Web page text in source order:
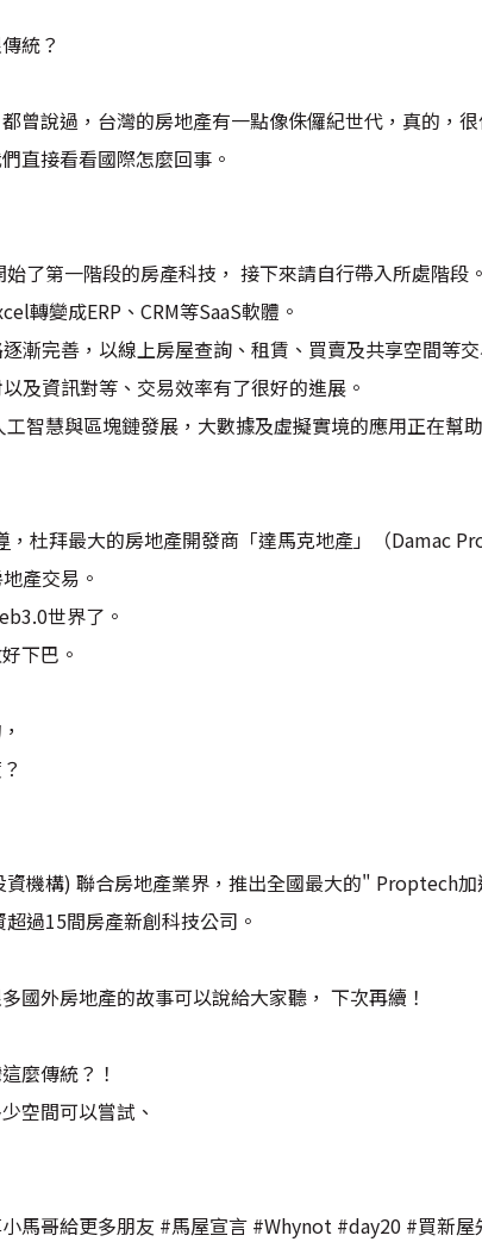
統？
曾說過，台灣的房地產有一點像侏儸紀世代，真的，很
直接看看國際怎麼回事。
了第一階段的房產科技， 接下來請自行帶入所處階段。
轉變成ERP、CRM等SaaS軟體。
漸完善，以線上房屋查詢、租賃、買賣及共享空間等
及資訊對等、交易效率有了很好的進展。
智慧與區塊鏈發展，大數據及虛擬實境的應用正在幫
，杜拜最大的房地產開發商「達馬克地產」（Damac
產交易。
世界了。
下巴。
機構) 聯合房地產業界，推出全國最大的" Proptech
過15間房產新創科技公司。
國外房地產的故事可以說給大家聽， 下次再續！
麼傳統？！
空間可以嘗試、
馬哥給更多朋友 #馬屋宣言 #Whynot #day20 #買新